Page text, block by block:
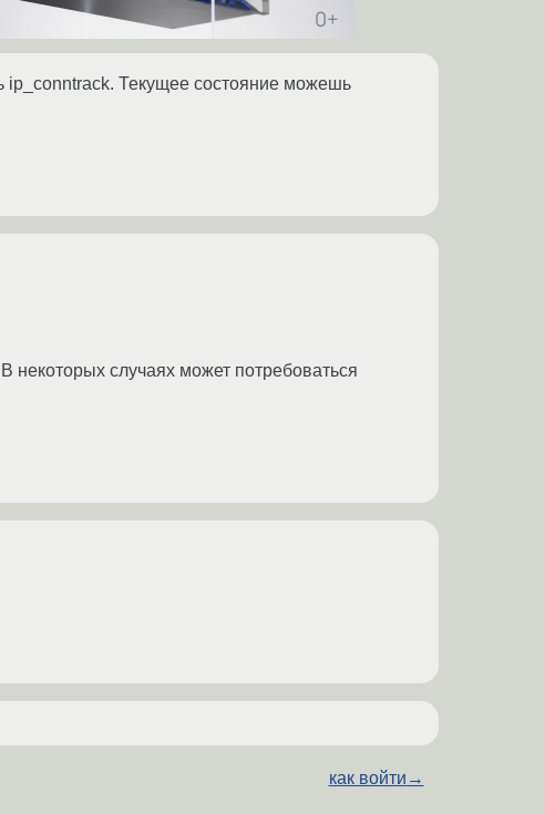
ip_conntrack. Текущее состояние можешь
некоторых случаях может потребоваться
как войти →